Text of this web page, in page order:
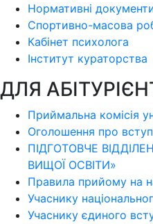
Нормативні
Спортивно-масова
Кабінет психолога
Інститут кураторства
ДЛЯ
Приймальна комісія
Оголошення про вступ
ПІДГОТОВЧЕ
ВИЩОЇ ОСВІТИ»
Правила прийому на
Учаснику
Учаснику єдиного